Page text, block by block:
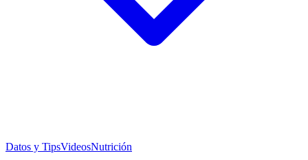
Datos y TipsVideosNutrición